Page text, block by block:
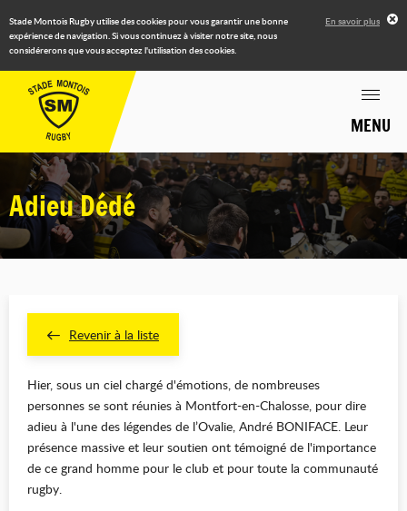
Stade Montois Rugby utilise des cookies pour vous garantir une bonne
expérience de navigation. Si vous continuez à visiter notre site, nous
considérerons que vous acceptez l'utilisation des cookies.
En savoir plus
MENU
Adieu Dédé
Revenir à la liste
Hier, sous un ciel chargé d'émotions, de nombreuses
personnes se sont réunies à Montfort-en-Chalosse, pour dire
adieu à l'une des légendes de l’Ovalie, André BONIFACE. Leur
présence massive et leur soutien ont témoigné de l'importance
de ce grand homme pour le club et pour toute la communauté
rugby.